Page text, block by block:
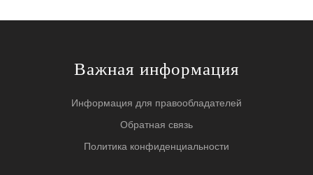
Важная информация
Информация для правообладателей
Обратная связь
Политика конфиденциальности